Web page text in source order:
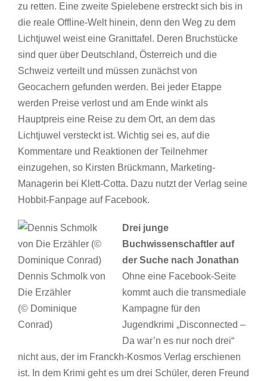
zu retten. Eine zweite Spielebene erstreckt sich bis in
die reale Offline-Welt hinein, denn den Weg zu dem
Lichtjuwel weist eine Granittafel. Deren Bruchstücke
sind quer über Deutschland, Österreich und die
Schweiz verteilt und müssen zunächst von
Geocachern gefunden werden. Bei jeder Etappe
werden Preise verlost und am Ende winkt als
Hauptpreis eine Reise zu dem Ort, an dem das
Lichtjuwel versteckt ist. Wichtig sei es, auf die
Kommentare und Reaktionen der Teilnehmer
einzugehen, so Kirsten Brückmann, Marketing-
Managerin bei Klett-Cotta. Dazu nutzt der Verlag seine
Hobbit-Fanpage auf Facebook.
Dennis Schmolk von
Die Erzähler
(© Dominique
Conrad)
Drei junge
Buchwissenschaftler auf
der Suche nach Jonathan
Ohne eine Facebook-Seite
kommt auch die transmediale
Kampagne für den
Jugendkrimi „Disconnected –
Da war’n es nur noch drei“
nicht aus, der im Franckh-Kosmos Verlag erschienen
ist. In dem Krimi geht es um drei Schüler, deren Freund